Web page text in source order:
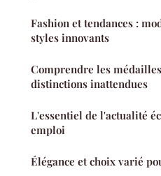
Fashion et tendances :
styles innovants
Comprendre les
distinctions inattendues
L'essentiel de l'actualité
emploi
Élégance et choix varié